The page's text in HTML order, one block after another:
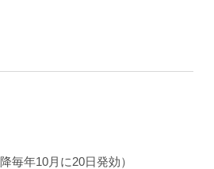
毎年10月に20日発効）